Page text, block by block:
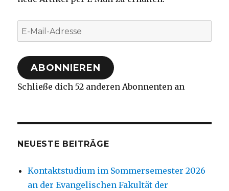
E-
Mail-
Adresse
ABONNIEREN
Schließe dich 52 anderen Abonnenten an
NEUESTE BEITRÄGE
Kontaktstudium im Sommersemester 2026
an der Evangelischen Fakultät der